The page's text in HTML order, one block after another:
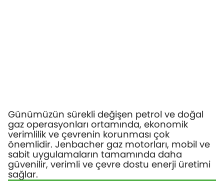
Günümüzün sürekli değişen petrol ve doğal
gaz operasyonları ortamında, ekonomik
verimlilik ve çevrenin korunması çok
önemlidir. Jenbacher gaz motorları, mobil ve
sabit uygulamaların tamamında daha
güvenilir, verimli ve çevre dostu enerji üretimi
sağlar.